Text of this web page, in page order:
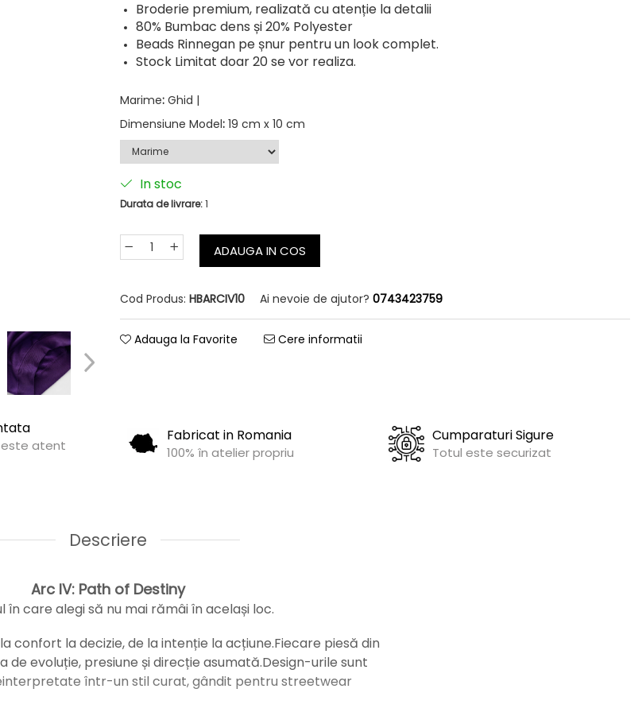
Broderie premium, realizată cu atenție la detalii
80% Bumbac dens și 20% Polyester
Beads Rinnegan pe șnur pentru un look complet.
Stock Limitat doar 20 se vor realiza.
Marime: Ghid |
Dimensiune Model: 19 cm x 10 cm
In stoc
Durata de livrare:1
ADAUGA IN COS
Cod Produs: HBARCIV10 Ai nevoie de ajutor? 0743423759
Adauga la Favorite Cere informatii
este atent
Fabricat in Romania
100% în atelier propriu
Cumparaturi Sigure
Totul este securizat
Descriere
Arc IV: Path of Destiny
în care alegi să nu mai rămâi în același loc.
confort la decizie, de la intenție la acțiune.Fiecare piesă din
evoluție, presiune și direcție asumată.Design-urile sunt
într-un stil curat, gândit pentru streetwear